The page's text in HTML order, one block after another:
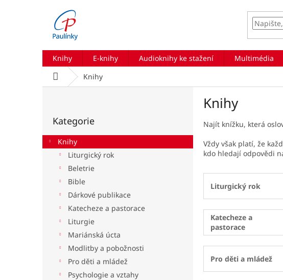
Knihy E-knihy Audioknihy ke stažení Multimédia
Domů Knihy
r
a
kategorie
Kategorie
Knihy
Liturgický rok
Beletrie
Bible
Dárkové publikace
Katecheze a pastorace
Liturgie
Mariánská úcta
Modlitby a pobožnosti
Pro děti a mládež
Psychologie a vztahy
Knihy
Najít knížku, která
Vždy však platí, že
kdo hledají odpovědi
Liturgický rok
Katecheze a
pastorace
Pro děti a mládež